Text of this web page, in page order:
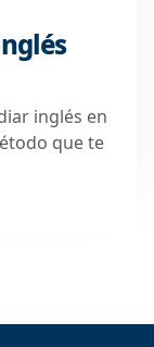
inglés en
que te